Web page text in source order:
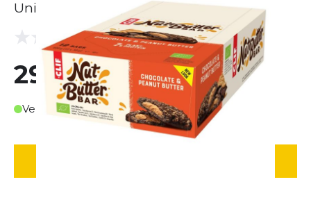
Unisex
0.0 (0 Bewertungen)
29,90 €
Verfügbar in ca. 3-4 Werktagen